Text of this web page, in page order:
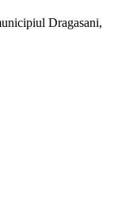
Dragasani,